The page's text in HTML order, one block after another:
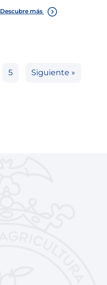
Descubre más
5 Siguiente »